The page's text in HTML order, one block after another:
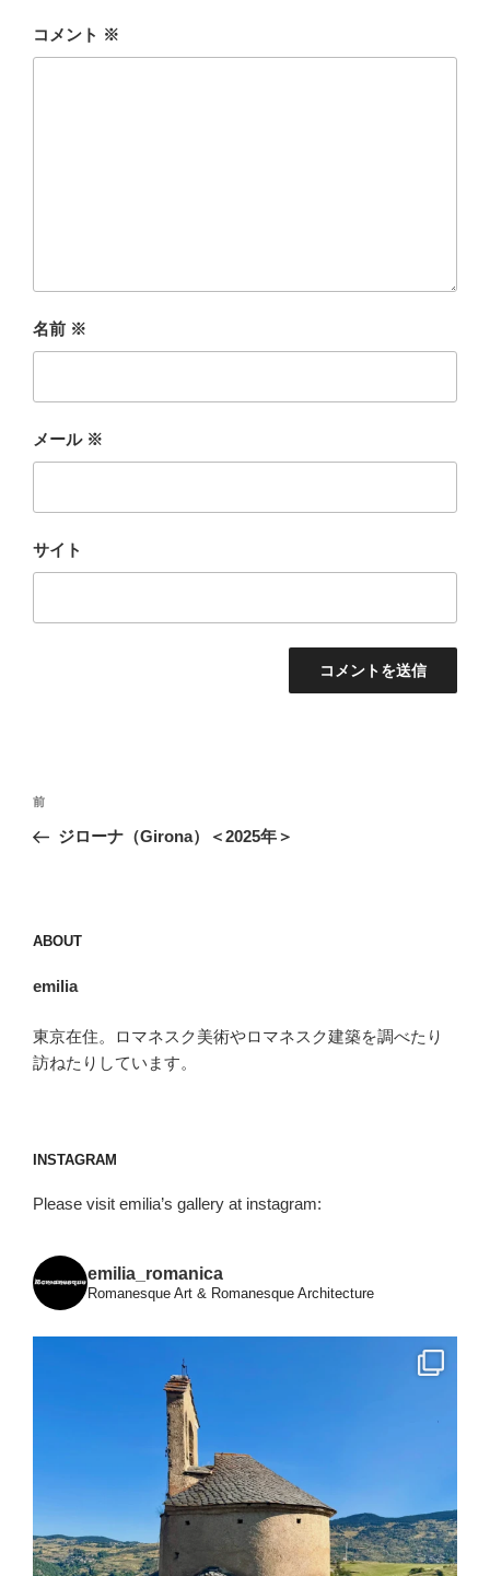
コメント ※
名前 ※
メール ※
サイト
投
ナ
ー
ン
前
の
前
ジローナ（Girona）＜2025年＞
ABOUT
emilia
東京在住。ロマネスク美術やロマネスク建築を調べたり
訪ねたりしています。
INSTAGRAM
Please visit emilia’s gallery at instagram:
emilia_romanica
Romanesque Art & Romanesque Architecture